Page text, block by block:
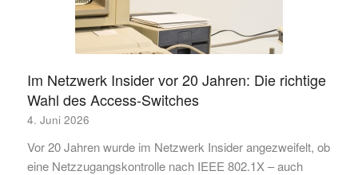
Im Netzwerk Insider vor 20 Jahren: Die richtige
Wahl des Access-Switches
4. Juni 2026
Vor 20 Jahren wurde im Netzwerk Insider angezweifelt, ob
eine Netzzugangskontrolle nach IEEE 802.1X – auch